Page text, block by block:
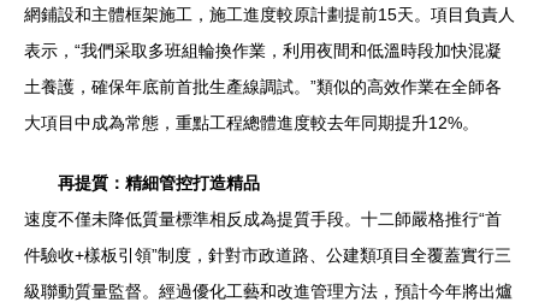
網鋪設和主體框架施工，施工進度較原計劃提前15天。項目負責人
表示，“我們采取多班組輪換作業，利用夜間和低溫時段加快混凝
土養護，確保年底前首批生產線調試。”類似的高效作業在全師各
大項目中成為常態，重點工程總體進度較去年同期提升12%。
再提質：精細管控打造精品
速度不僅未降低質量標準相反成為提質手段。十二師嚴格推行“首
件驗收+樣板引領”制度，針對市政道路、公建類項目全覆蓋實行三
級聯動質量監督。經過優化工藝和改進管理方法，預計今年將出爐